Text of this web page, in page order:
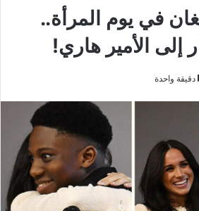
في يوم المرأة..
إلى الأمير هاري!
دقيقة واحدة